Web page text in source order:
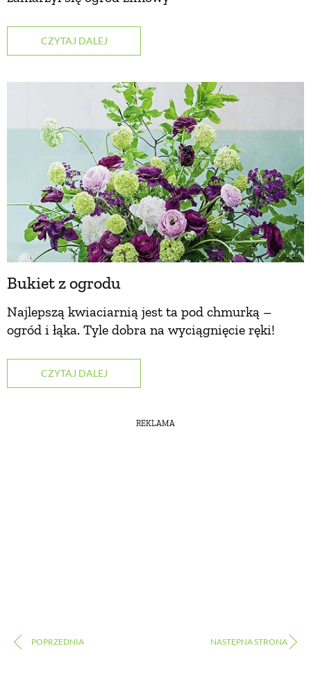
CZYTAJ DALEJ
Bukiet z ogrodu
Najlepszą kwiaciarnią jest ta pod chmurką –
ogród i łąka. Tyle dobra na wyciągnięcie ręki!
CZYTAJ DALEJ
REKLAMA